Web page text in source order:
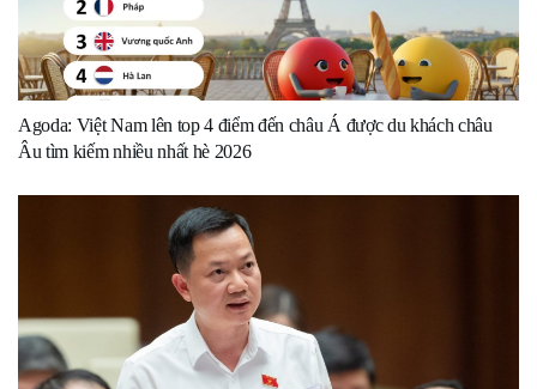
Agoda: Việt Nam lên top 4 điểm đến châu Á được du khách châu
Âu tìm kiếm nhiều nhất hè 2026